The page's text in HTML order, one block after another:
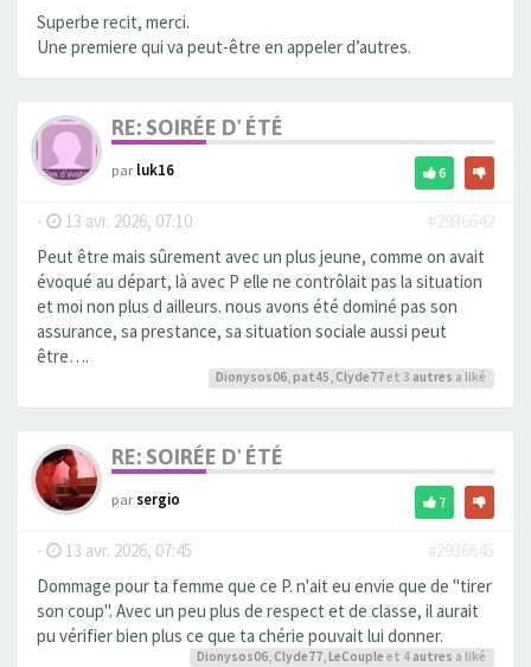
Superbe recit, merci.
Une premiere qui va peut-être en appeler d’autres.
RE: SOIRÉE D' ÉTÉ
parluk16 6
- 13 avr. 2026, 07:10
#2936642
Peut être mais sûrement avec un plus jeune, comme on avait
évoqué au départ, là avec P elle ne contrôlait pas la situation
et moi non plus d ailleurs. nous avons été dominé pas son
assurance, sa prestance, sa situation sociale aussi peut
être….
Dionysos06, pat45, Clyde77et 3 autres a liké
RE: SOIRÉE D' ÉTÉ
parsergio 7
- 13 avr. 2026, 07:45
#2936645
Dommage pour ta femme que ce P. n'ait eu envie que de "tirer
son coup". Avec un peu plus de respect et de classe, il aurait
pu vérifier bien plus ce que ta chérie pouvait lui donner.
Dionysos06, Clyde77, LeCouple et 4 autres a liké